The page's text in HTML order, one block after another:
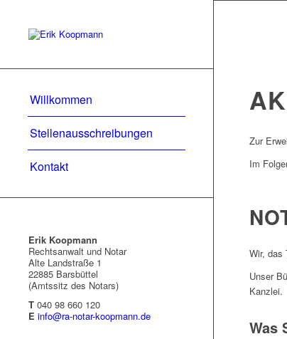
Willkommen
Stellenausschreibungen
Kontakt
Erik Koopmann
Rechtsanwalt und Notar
Alte Landstraße 1
22885 Barsbüttel
(Amtssitz des Notars)
T 040 98 660 120
E info@ra-notar-koopmann.de
Zur
Im
Wir, das
Unser
Kanzlei.
Was